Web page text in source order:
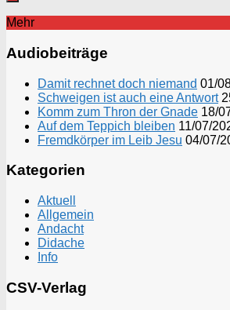
Mehr
Audiobeiträge
Damit rechnet doch niemand 01/
Schweigen ist auch eine Antwort
Komm zum Thron der Gnade 18/
Auf dem Teppich bleiben 11/07/
Fremdkörper im Leib Jesu 04/07/
Kategorien
Aktuell
Allgemein
Andacht
Didache
Info
CSV-Verlag